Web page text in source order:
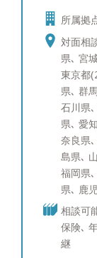
ポートフ
裕層のご
存じます
与・相続
に大きく
ついて海
ました。
様も、こ
けるサー
産運用：
み】 ポー
いう機関投
報端末を使
運用のス
磨かれ、
所属拠
対面相
県､ 宮
東京都
県､ 群
石川県
県､ 愛
奈良県
島県､
福岡県
県､ 鹿
相談可
保険､
継